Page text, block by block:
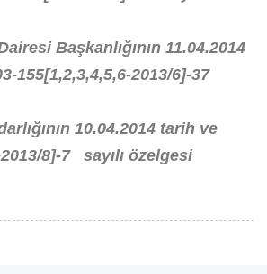
Başkanlığının 11.04.2014
155[1,2,3,4,5,6-2013/6]-37
10.04.2014 tarih ve
8]-7 sayılı özelgesi